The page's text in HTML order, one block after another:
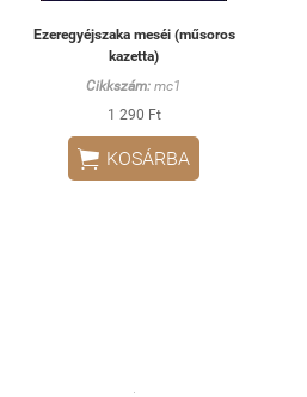
Ezeregyéjszaka meséi (műsoros
kazetta)
Cikkszám: mc1
1 290 Ft
 KOSÁRBA